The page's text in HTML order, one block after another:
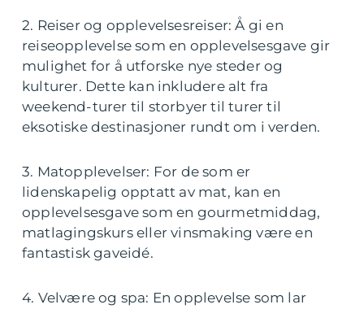
2. Reiser og opplevelsesreiser: Å gi en
reiseopplevelse som en opplevelsesgave gir
mulighet for å utforske nye steder og
kulturer. Dette kan inkludere alt fra
weekend-turer til storbyer til turer til
eksotiske destinasjoner rundt om i verden.
3. Matopplevelser: For de som er
lidenskapelig opptatt av mat, kan en
opplevelsesgave som en gourmetmiddag,
matlagingskurs eller vinsmaking være en
fantastisk gaveidé.
4. Velvære og spa: En opplevelse som lar